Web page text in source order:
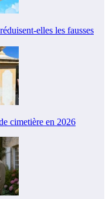
elles les fausses
cimetière en 2026